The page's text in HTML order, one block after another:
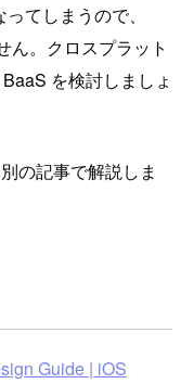
てしまうので、
ん。クロスプラット
を検討しましょ
の記事で解説しま
Guide | iOS